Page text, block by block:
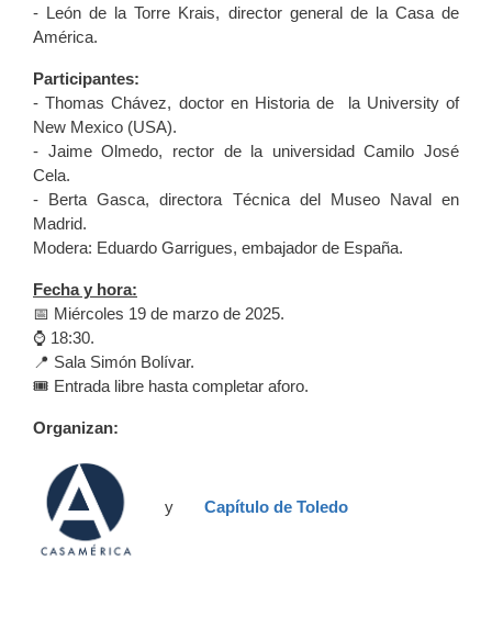
- León de la Torre Krais, director general de la Casa de
América.
Participantes:
- Thomas Chávez, doctor en Historia de la University of
New Mexico (USA).
- Jaime Olmedo, rector de la universidad Camilo José
Cela.
- Berta Gasca, directora Técnica del Museo Naval en
Madrid.
Modera: Eduardo Garrigues, embajador de España.
Fecha y hora:
📅 Miércoles 19 de marzo de 2025.
⌚ 18:30.
📍 Sala Simón Bolívar.
🎟️ Entrada libre hasta completar aforo.
Organizan:
y Capítulo de Toledo